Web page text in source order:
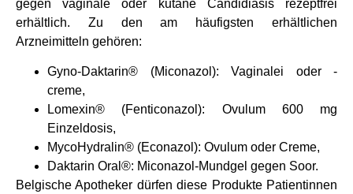
gegen vaginale oder kutane Candidiasis rezeptfrei
erhältlich. Zu den am häufigsten erhältlichen
Arzneimitteln gehören:
Gyno-Daktarin® (Miconazol): Vaginalei oder -
creme,
Lomexin® (Fenticonazol): Ovulum 600 mg
Einzeldosis,
MycoHydralin® (Econazol): Ovulum oder Creme,
Daktarin Oral®: Miconazol-Mundgel gegen Soor.
Belgische Apotheker dürfen diese Produkte Patientinnen